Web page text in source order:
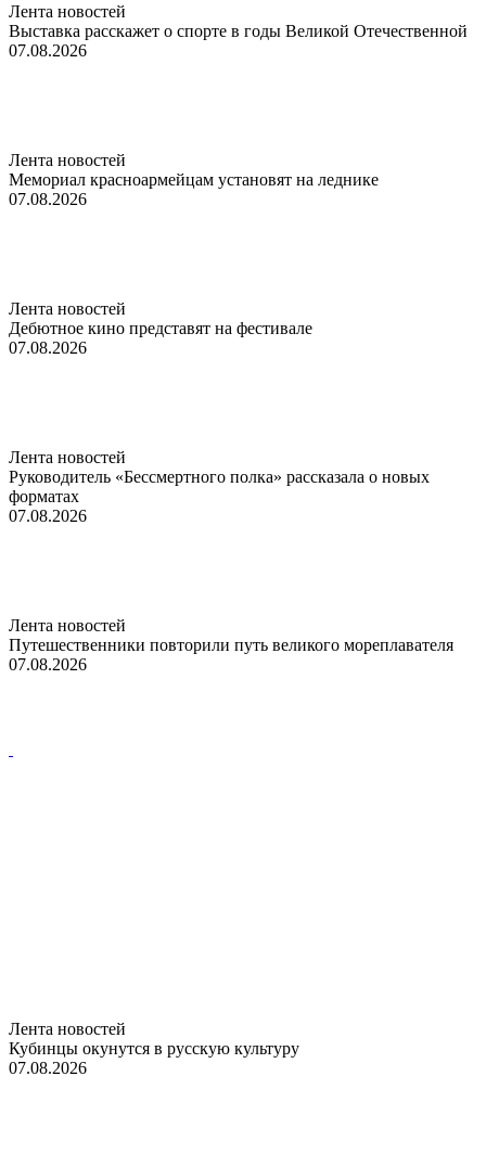
Лента новостей
Выставка расскажет о спорте в годы Великой Отечественной
07.08.2026
Лента новостей
Мемориал красноармейцам установят на леднике
07.08.2026
Лента новостей
Дебютное кино представят на фестивале
07.08.2026
Лента новостей
Руководитель «Бессмертного полка» рассказала о новых
форматах
07.08.2026
Лента новостей
Путешественники повторили путь великого мореплавателя
07.08.2026
Лента новостей
Кубинцы окунутся в русскую культуру
07.08.2026